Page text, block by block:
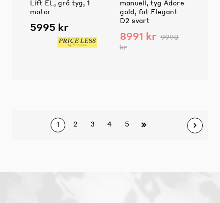
Lift EL, grå tyg, 1
motor
5995 kr
manuell, tyg Adore
gold, fot Elegant
D2 svart
8991 kr 9990
kr
1 2 3 4 5